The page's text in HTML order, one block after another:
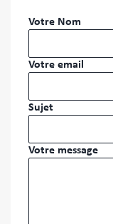
Votre Nom
Votre email
Sujet
Votre message